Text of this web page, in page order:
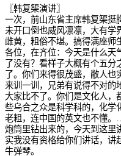
〖韩复榘演讲〗
一次，前山东省主席韩复榘挺
未开口倒也威风凛凛，大有学
雌黄，粗俗不堪。搞得满座师
各位，在齐位：今天是什么天
了没有？看样子大概有个五
了。你们来得很茂盛，敝人
来训一训，兄弟有说得不对的
大家比不了。你们是文化人，
些乌合之众是科学科的，化学
老粗，连中国的英文也不懂
炮筒里钻出来的，今天到这里
实我没有资格给你们讲话，
牛弹琴。